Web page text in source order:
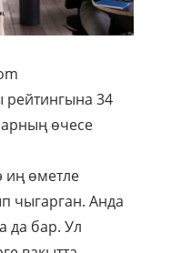
рейтингына 34
өчесе
иң өметле
чыгарган. Анда
да бар. Ул